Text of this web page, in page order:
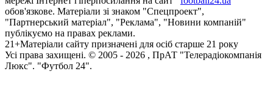
обов'язкове. Матеріали зі знаком "Спецпроект",
"Партнерський матеріал", "Реклама", "Новини компаній"
публікуємо на правах реклами.
21+Матеріали сайту призначені для осіб старше 21 року
Усi права захищенi. © 2005 - 2026 , ПрАТ "Телерадіокомпанія
Люкс". "Футбол 24".